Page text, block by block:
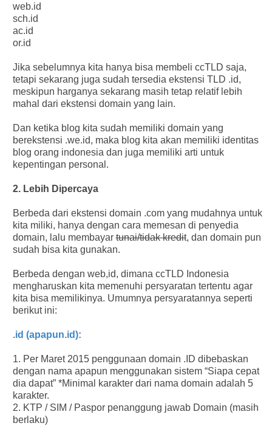
web.id
sch.id
ac.id
or.id
Jika sebelumnya kita hanya bisa membeli ccTLD saja,
tetapi sekarang juga sudah tersedia ekstensi TLD .id,
meskipun harganya sekarang masih tetap relatif lebih
mahal dari ekstensi domain yang lain.
Dan ketika blog kita sudah memiliki domain yang
berekstensi .we.id, maka blog kita akan memiliki identitas
blog orang indonesia dan juga memiliki arti untuk
kepentingan personal.
2. Lebih Dipercaya
Berbeda dari ekstensi domain .com yang mudahnya untuk
kita miliki, hanya dengan cara memesan di penyedia
domain, lalu membayartunai/tidak kredit, dan domain pun
sudah bisa kita gunakan.
Berbeda dengan web,id, dimana ccTLD Indonesia
mengharuskan kita memenuhi persyaratan tertentu agar
kita bisa memilikinya. Umumnya persyaratannya seperti
berikut ini:
.id (apapun.id):
1. Per Maret 2015 penggunaan domain .ID dibebaskan
dengan nama apapun menggunakan sistem “Siapa cepat
dia dapat” *Minimal karakter dari nama domain adalah 5
karakter.
2. KTP / SIM / Paspor penanggung jawab Domain (masih
berlaku)